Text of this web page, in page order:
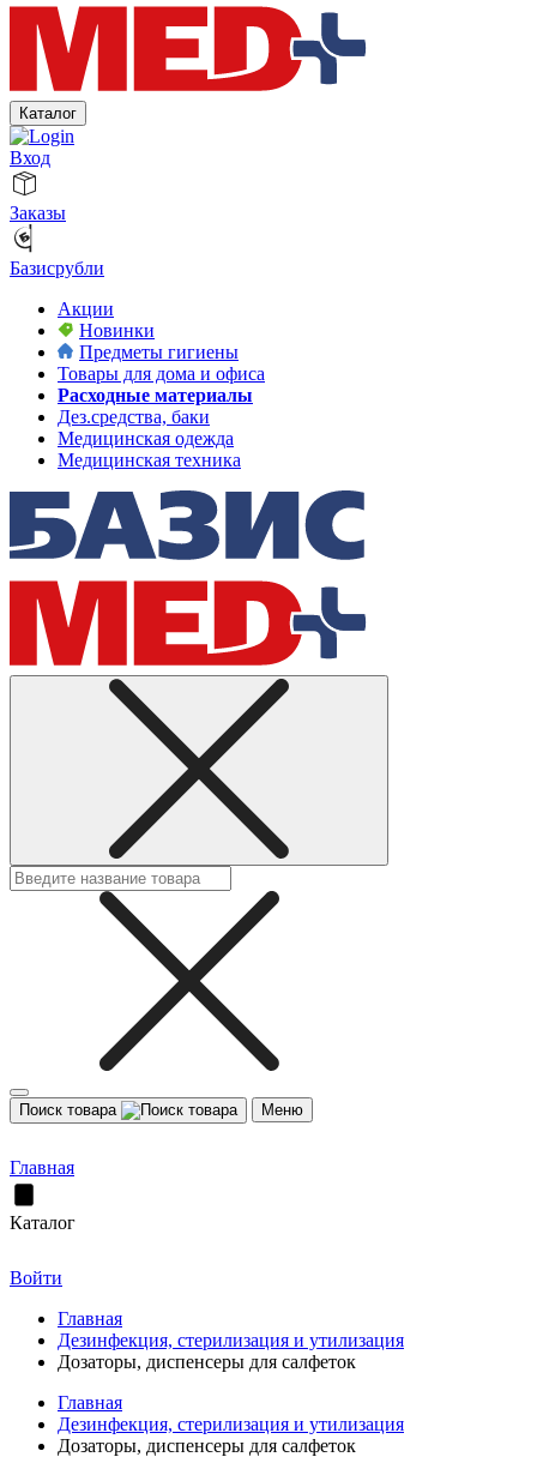
Каталог
Вход
Заказы
Базисрубли
Акции
Новинки
Предметы гигиены
Товары для дома и офиса
Расходные материалы
Дез.средства, баки
Медицинская одежда
Медицинская техника
Поиск товара Меню
Главная
Каталог
Войти
Главная
Дезинфекция, стерилизация и утилизация
Дозаторы, диспенсеры для салфеток
Главная
Дезинфекция, стерилизация и утилизация
Дозаторы, диспенсеры для салфеток